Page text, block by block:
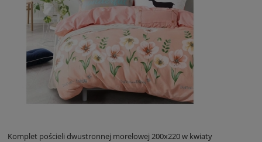
Komplet pościeli dwustronnej morelowej 200x220 w kwiaty